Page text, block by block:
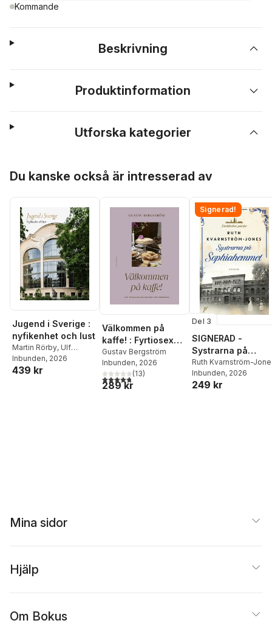
Kommande
Beskrivning
Produktinformation
Utforska kategorier
Du kanske också är intresserad av
Jugend i Sverige :
nyfikenhet och lust
Martin Rörby, Ulf
Sörenson,Catharina
Nolin Emma
Inbunden, 2026
439 kr
Välkommen på
kaffe! : Fyrtiosex
klassiska bakverk i
sex dukningar
Gustav Bergström
Inbunden, 2026
4,8utav 5 stjärnor. Totalt antal röster:
(13)
289 kr
Signerad!
Del 3
SIGNERAD -
Systrarna på
Sophiahemmet
Ruth Kvarnström-
Inbunden, 2026
249 kr
Mina sidor
Hjälp
Om Bokus